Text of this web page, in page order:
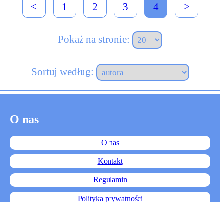
< 1 2 3 4 >
Pokaż na stronie:
Sortuj według:
O nas
O nas
Kontakt
Regulamin
Polityka prywatności